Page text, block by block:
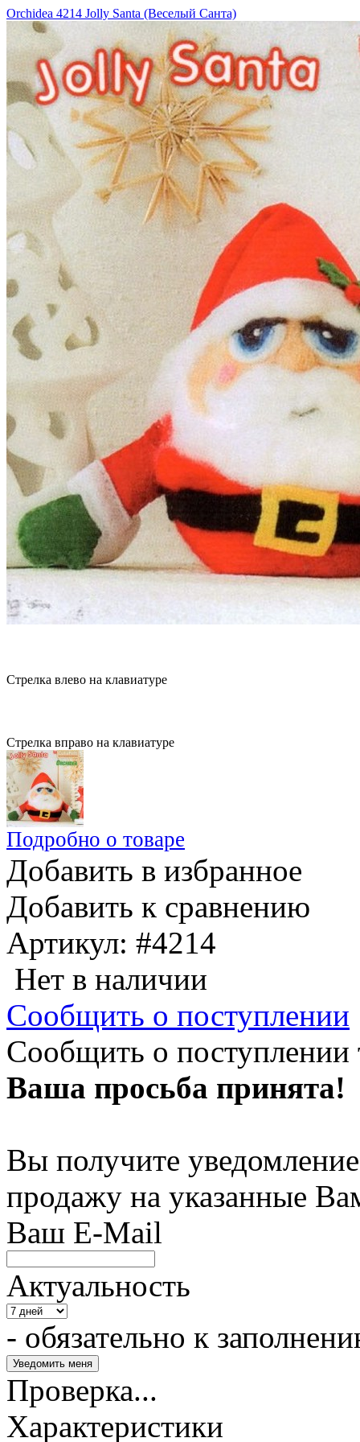
Orchidea 4214 Jolly Santa (Веселый Санта)
Стрелка влево на клавиатуре
Стрелка вправо на клавиатуре
Подробно о товаре
Добавить в избранное
Добавить к сравнению
Артикул: #4214
Нет в наличии
Сообщить о поступлении
Сообщить о поступлении
Ваша просьба принята!
Вы получите
продажу на указанные
Ваш E-Mail
Актуальность
- обязательно к
Проверка...
Характеристики